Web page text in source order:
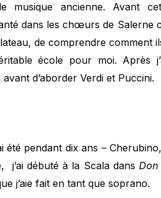
musique ancienne. Avant
dans les chœurs de Salerne
de comprendre comment
école pour moi. Après
d’aborder Verdi et Puccini.
été pendant dix ans –
j’ai débuté à la Scala dansDon
j’aie fait en tant que soprano.